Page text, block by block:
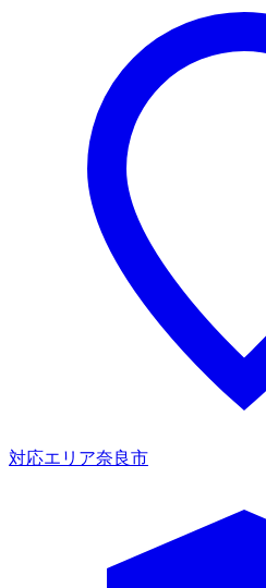
対応エリア奈良市